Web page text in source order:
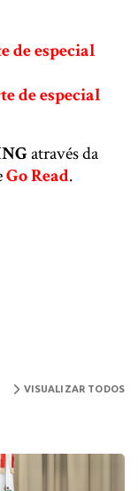
de especial
de especial
através da
Go Read.
VISUALIZAR TODOS